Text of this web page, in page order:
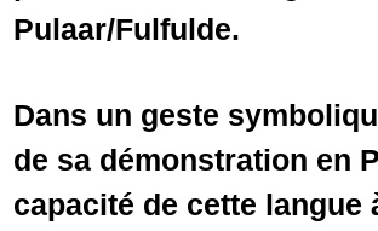
Pulaar/Fulfulde.
Dans un geste
de sa démonstration en
capacité de cette